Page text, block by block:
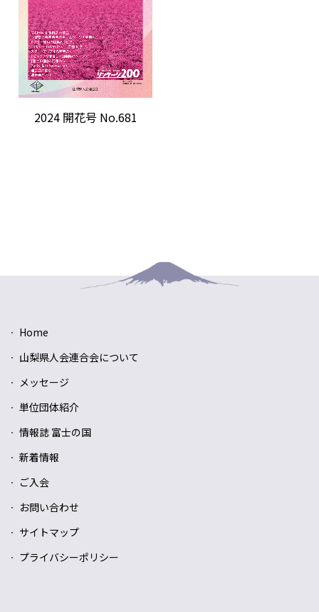
2024 開花号 No.681
Home
山梨県人会連合会について
メッセージ
単位団体紹介
情報誌 富士の国
新着情報
ご入会
お問い合わせ
サイトマップ
プライバシーポリシー